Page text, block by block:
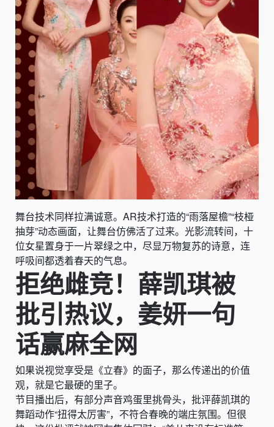
舞台技术同样拉满诚意。AR技术打造的“雨落屋檐”“枝桠
抽芽”动态画面，让舞台仿佛活了过来。光影流转间，十
位女星置身于一片翠绿之中，尽显万物复苏的诗意，连
呼吸间都透着春天的气息。
拒绝雌竞！薛凯琪被
批引热议，姜妍一句
话赢麻全网
如果说视觉享受是《立春》的面子，那么传递出的价值
观，就是它最硬的里子。
节目播出后，有部分声音鸡蛋里挑骨头，批评薛凯琪的
舞蹈动作“扭得太厉害”，不符合春晚的端庄氛围。但很